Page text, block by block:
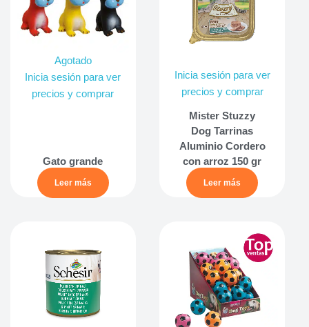
Agotado
Inicia sesión para ver
precios y comprar
Gato grande
Leer más
Inicia sesión para ver
precios y comprar
Mister Stuzzy
Dog Tarrinas
Aluminio Cordero
con arroz 150 gr
Leer más